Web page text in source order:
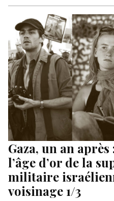
Gaza, un an
l’âge d’or de la
militaire
voisinage 1/3